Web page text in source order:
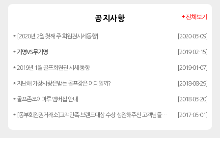
공지사항
* [2020년 2월 첫째 주 회원권시세동향] [2020-03-09]
* 기명VS무기명 [2019-02-15]
* 2019년 1월 골프회원권 시세 동향 [2019-01-07]
* 지난해 가장사랑은받는 골프장은 어디일까? [2018-08-29]
* 골프존조이마루 멤버십 안내 [2018-03-20]
* [동부회원권거래소]고객만족 브랜드대상 수상 성원해주신 고객님들께 감사드립… [2017-05-01]
+ 전체보기